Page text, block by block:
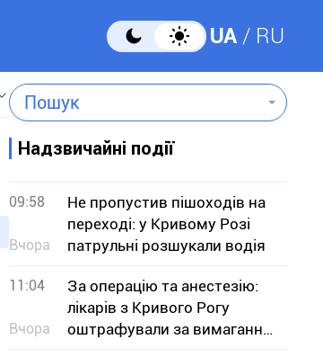
UA RU
Пошук
Надзвичайні події
09:58
Вчора
Не пропустив пішоходів на
переході: у Кривому Розі
патрульні розшукали водія
11:04
Вчора
За операцію та анестезію:
лікарів з Кривого Рогу
оштрафували за вимагання
грошей у пацієнта